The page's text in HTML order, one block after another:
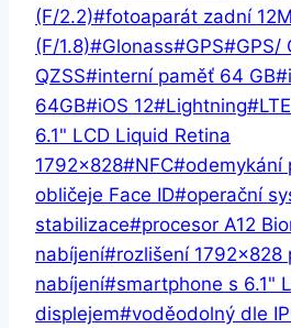
(F/2.2)#fotoaparát zadní
(F/1.8)#Glonass#GPS#GPS/
QZSS#interní paměť 64 GB#
64GB#iOS 12#Lightning#LTE
6.1" LCD Liquid Retina
1792x828#NFC#odemykání
obličeje Face ID#operační
stabilizace#procesor A12
nabíjení#rozlišení 1792×828
nabíjení#smartphone s 6.1"
displejem#voděodolný dle